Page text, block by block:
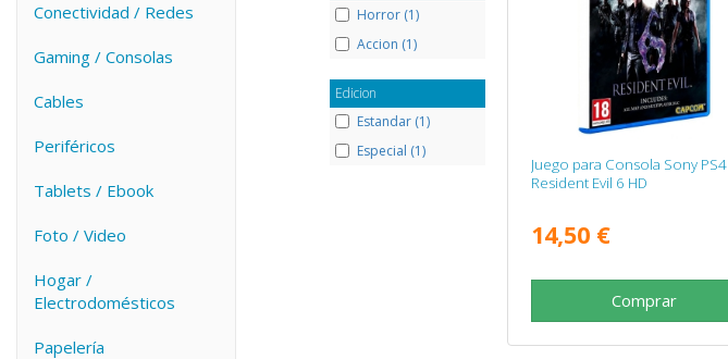
Conectividad / Redes
Gaming / Consolas
Cables
Periféricos
Tablets / Ebook
Foto / Video
Hogar /
Electrodomésticos
Papelería
Horror (1)
Accion (1)
Edicion
Estandar (1)
Especial (1)
Juego para Consola Sony PS4
Resident Evil 6 HD
14,50 €
Comprar